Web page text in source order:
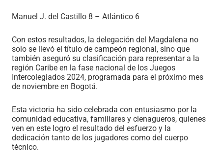
Manuel J. del Castillo 8 – Atlántico 6
Con estos resultados, la delegación del Magdalena no
solo se llevó el título de campeón regional, sino que
también aseguró su clasificación para representar a la
región Caribe en la fase nacional de los Juegos
Intercolegiados 2024, programada para el próximo mes
de noviembre en Bogotá.
Esta victoria ha sido celebrada con entusiasmo por la
comunidad educativa, familiares y cienagueros, quienes
ven en este logro el resultado del esfuerzo y la
dedicación tanto de los jugadores como del cuerpo
técnico.